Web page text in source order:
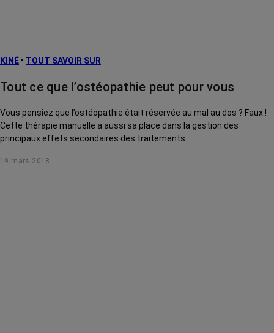
KINÉ • TOUT SAVOIR SUR
Tout ce que l’ostéopathie peut pour vous
Vous pensiez que l’ostéopathie était réservée au mal au dos ? Faux !
Cette thérapie manuelle a aussi sa place dans la gestion des
principaux effets secondaires des traitements.
19 mars 2018